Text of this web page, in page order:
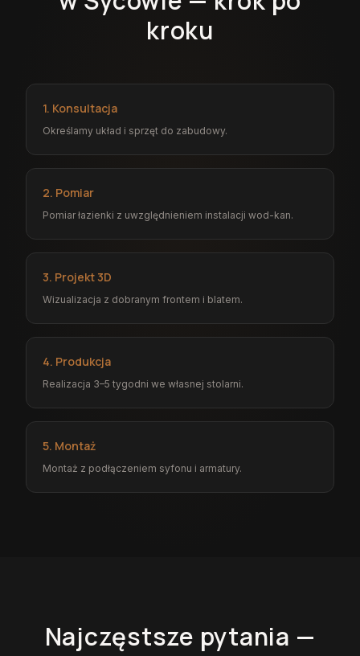
kroku
1. Konsultacja
Określamy układ i sprzęt do zabudowy.
2. Pomiar
Pomiar łazienki z uwzględnieniem instalacji wod-kan.
3. Projekt 3D
Wizualizacja z dobranym frontem i blatem.
4. Produkcja
Realizacja 3–5 tygodni we własnej stolarni.
5. Montaż
Montaż z podłączeniem syfonu i armatury.
Najczęstsze pytania —